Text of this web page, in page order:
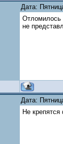
Дата:
Отломилось
не
Дата:
Не